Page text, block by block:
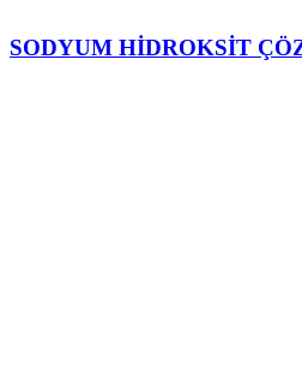
SODYUM HİDROKSİT